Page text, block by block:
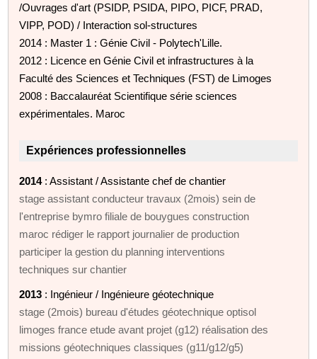
/Ouvrages d'art (PSIDP, PSIDA, PIPO, PICF, PRAD,
VIPP, POD) / Interaction sol-structures
2014 : Master 1 : Génie Civil - Polytech'Lille.
2012 : Licence en Génie Civil et infrastructures à la
Faculté des Sciences et Techniques (FST) de Limoges
2008 : Baccalauréat Scientifique série sciences
expérimentales. Maroc
Expériences professionnelles
2014: Assistant / Assistante chef de chantier
stage assistant conducteur travaux (2mois) sein de
l'entreprise bymro filiale de bouygues construction
maroc rédiger le rapport journalier de production
participer la gestion du planning interventions
techniques sur chantier
2013 : Ingénieur / Ingénieure géotechnique
stage (2mois) bureau d'études géotechnique optisol
limoges france etude avant projet (g12) réalisation des
missions géotechniques classiques (g11/g12/g5)